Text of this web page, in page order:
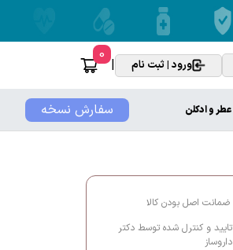
ورود | ثبت نام |
0
سفارش نسخه عطر و ادکلن
ضمانت اصل بودن کالا
تایید و کنترل شده توسط دکتر
داروساز